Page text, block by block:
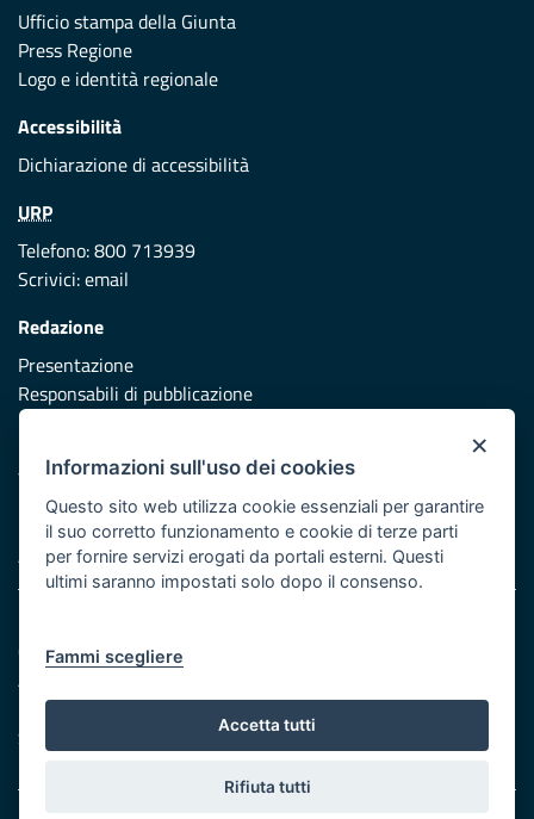
Ufficio stampa della Giunta
Press Regione
Logo e identità regionale
Accessibilità
Dichiarazione di accessibilità
URP
Telefono: 800 713939
Scrivici:email
Redazione
Presentazione
Responsabili di pubblicazione
Vai al sito di Protezione Civile Puglia
Iniziativa finanziata con risorse del POR Puglia 2014/2020 -
Asse XI
Cookie e privacy
Atti di notifica
Feed RSS
Servizi Intranet
×
Informazioni sull'uso dei cookies
Questo sito web utilizza cookie essenziali per garantire
il suo corretto funzionamento e cookie di terze parti
per fornire servizi erogati da portali esterni. Questi
ultimi saranno impostati solo dopo il consenso.
Fammi scegliere
Accetta tutti
Rifiuta tutti